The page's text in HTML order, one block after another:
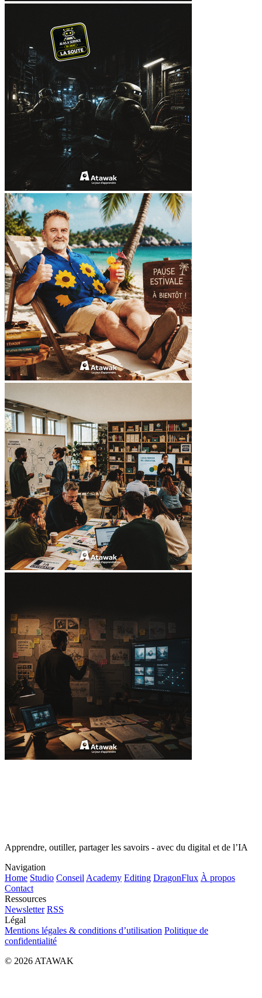
Apprendre, outiller, partager les savoirs - avec du digital et de l’IA
Navigation
Home Studio Conseil Academy Editing DragonFlux À propos
Contact
Ressources
Newsletter RSS
Légal
Mentions légales & conditions d’utilisation Politique de
confidentialité
© 2026 ATAWAK